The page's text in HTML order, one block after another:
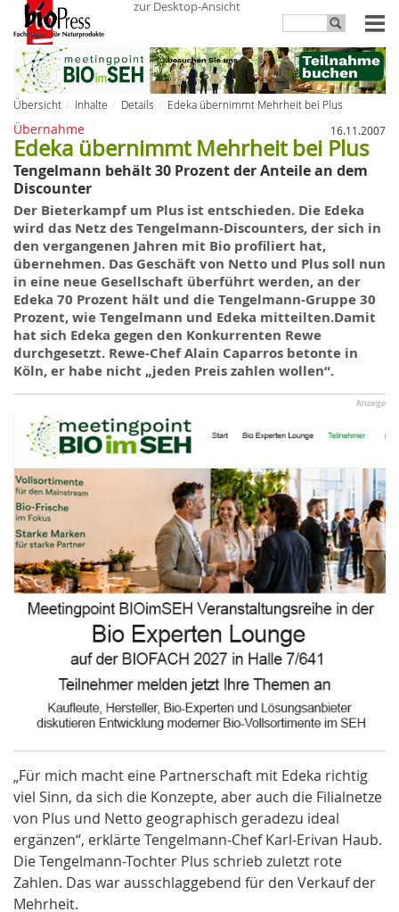
zur Desktop-Ansicht
Übersicht Inhalte Details Edeka übernimmt Mehrheit bei Plus
Übernahme 16.11.2007
Edeka übernimmt Mehrheit bei Plus
Tengelmann behält 30 Prozent der Anteile an dem
Discounter
Der Bieterkampf um Plus ist entschieden. Die Edeka
wird das Netz des Tengelmann-Discounters, der sich in
den vergangenen Jahren mit Bio profiliert hat,
übernehmen. Das Geschäft von Netto und Plus soll nun
in eine neue Gesellschaft überführt werden, an der
Edeka 70 Prozent hält und die Tengelmann-Gruppe 30
Prozent, wie Tengelmann und Edeka mitteilten.Damit
hat sich Edeka gegen den Konkurrenten Rewe
durchgesetzt. Rewe-Chef Alain Caparros betonte in
Köln, er habe nicht „jeden Preis zahlen wollen“.
Anzeige
„Für mich macht eine Partnerschaft mit Edeka richtig
viel Sinn, da sich die Konzepte, aber auch die Filialnetze
von Plus und Netto geographisch geradezu ideal
ergänzen“, erklärte Tengelmann-Chef Karl-Erivan Haub.
Die Tengelmann-Tochter Plus schrieb zuletzt rote
Zahlen. Das war ausschlaggebend für den Verkauf der
Mehrheit.